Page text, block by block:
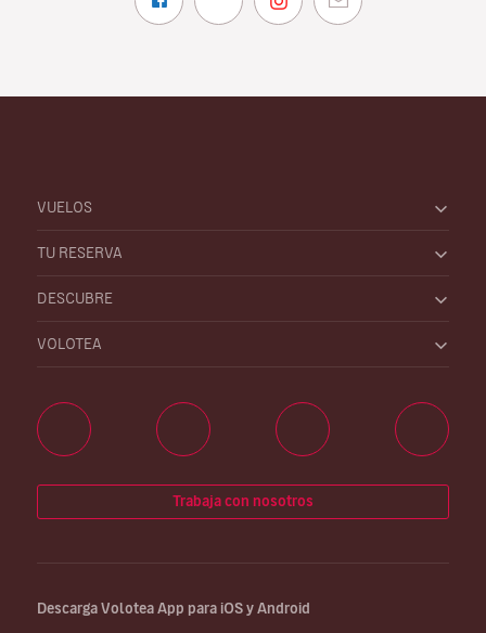
VUELOS
TU RESERVA
DESCUBRE
VOLOTEA
Trabaja con nosotros
Descarga Volotea App para iOS y Android